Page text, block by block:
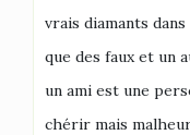
vrais diamants dans
que des faux et un
un ami est une
chérir mais